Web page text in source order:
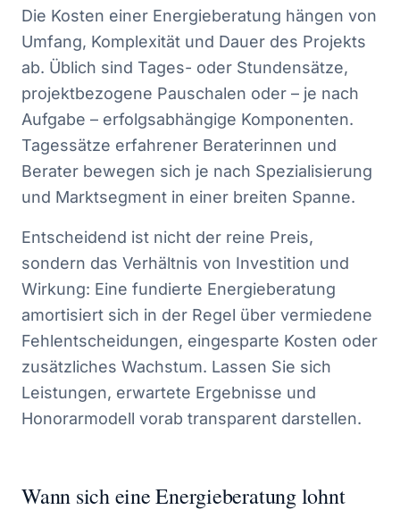
Die Kosten einer Energieberatung hängen von
Umfang, Komplexität und Dauer des Projekts
ab. Üblich sind Tages- oder Stundensätze,
projektbezogene Pauschalen oder – je nach
Aufgabe – erfolgsabhängige Komponenten.
Tagessätze erfahrener Beraterinnen und
Berater bewegen sich je nach Spezialisierung
und Marktsegment in einer breiten Spanne.
Entscheidend ist nicht der reine Preis,
sondern das Verhältnis von Investition und
Wirkung: Eine fundierte Energieberatung
amortisiert sich in der Regel über vermiedene
Fehlentscheidungen, eingesparte Kosten oder
zusätzliches Wachstum. Lassen Sie sich
Leistungen, erwartete Ergebnisse und
Honorarmodell vorab transparent darstellen.
Wann sich eine Energieberatung lohnt